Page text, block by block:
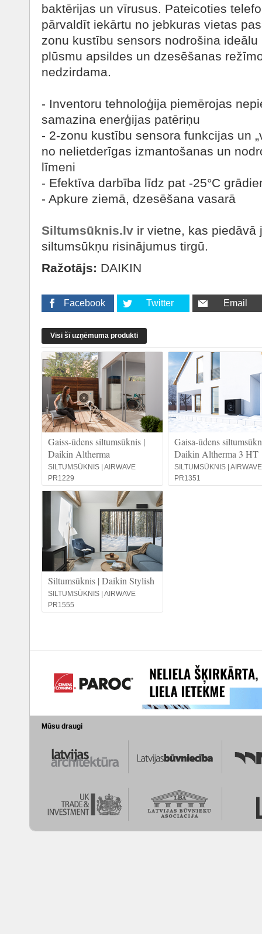
baktērijas un vīrusus. Pateicoties
pārvaldīt iekārtu no jebkuras vietas
zonu kustību sensors nodrošina
plūsmu apsildes un dzesēšanas
nedzirdama.
- Inventoru tehnoloģija piemērojas
samazina enerģijas patēriņu
- 2-zonu kustību sensora funkcijas un
no nelietderīgas izmantošanas un
līmeni
- Efektīva darbība līdz pat -25°C
- Apkure ziemā, dzesēšana vasarā
Siltumsūknis.lv ir vietne, kas piedāvā
siltumsūkņu risinājumus tirgū.
Ražotājs: DAIKIN
Facebook Twitter Email
Visi šī uzņēmuma produkti
Gaiss-ūdens siltumsūknis |
Daikin Altherma
SILTUMSŪKNIS | AIRWAVE
PR1229
Gaisa-ūdens
Daikin Altherma 3 HT
SILTUMSŪKNIS | AIRWAVE
PR1351
Siltumsūknis | Daikin Stylish
SILTUMSŪKNIS | AIRWAVE
PR1555
Mūsu draugi